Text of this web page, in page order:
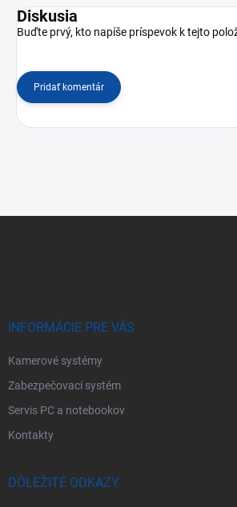
Diskusia
Buďte prvý, kto napíše príspevok k tejto
Pridať komentár
INFORMÁCIE PRE VÁS
Kamerové systémy
Zabezpečovací systém
Servis PC a notebookov
Kontakty
DÔLEŽITÉ ODKAZY